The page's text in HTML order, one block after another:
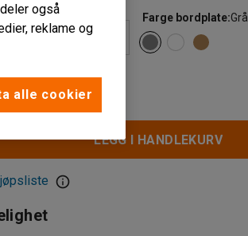
Farge bordplate:Grå
LEGG I HANDLEKURV
også
reklame og
alle cookier